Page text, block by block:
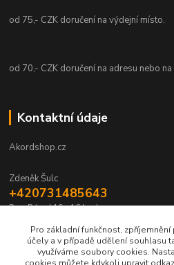
od 75,- CZK doručení na výdejní místo.
od 70,- CZK doručení na adresu nebo
Kontaktní údaje
Akordshop.cz
Zdeněk Šulc
+420731485643
Po - Pá od 10 - 16 hod.
info@akordshop.cz
Pro základní funkčnost,
účely a v případě udělení souhlasu
využíváme soubory cookies.